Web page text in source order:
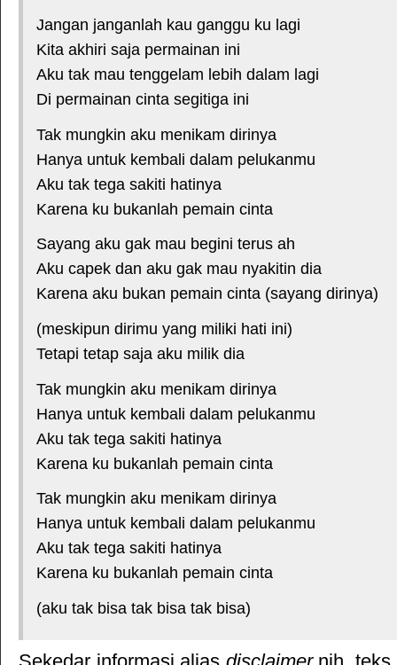
Jangan janganlah kau ganggu ku lagi
Kita akhiri saja permainan ini
Aku tak mau tenggelam lebih dalam lagi
Di permainan cinta segitiga ini
Tak mungkin aku menikam dirinya
Hanya untuk kembali dalam pelukanmu
Aku tak tega sakiti hatinya
Karena ku bukanlah pemain cinta
Sayang aku gak mau begini terus ah
Aku capek dan aku gak mau nyakitin dia
Karena aku bukan pemain cinta (sayang dirinya)
(meskipun dirimu yang miliki hati ini)
Tetapi tetap saja aku milik dia
Tak mungkin aku menikam dirinya
Hanya untuk kembali dalam pelukanmu
Aku tak tega sakiti hatinya
Karena ku bukanlah pemain cinta
Tak mungkin aku menikam dirinya
Hanya untuk kembali dalam pelukanmu
Aku tak tega sakiti hatinya
Karena ku bukanlah pemain cinta
(aku tak bisa tak bisa tak bisa)